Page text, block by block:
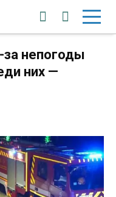
за непогоды
них —